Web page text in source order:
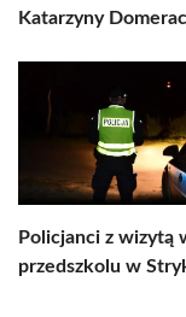
Katarzyny
Policjanci z wizytą
przedszkolu w